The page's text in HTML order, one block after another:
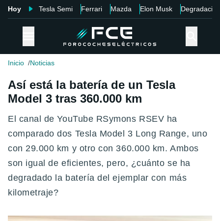
Hoy Tesla Semi Ferrari Mazda Elon Musk Degradación
Inicio Noticias
Así está la batería de un Tesla
Model 3 tras 360.000 km
El canal de YouTube RSymons RSEV ha
comparado dos Tesla Model 3 Long Range, uno
con 29.000 km y otro con 360.000 km. Ambos
son igual de eficientes, pero, ¿cuánto se ha
degradado la batería del ejemplar con más
kilometraje?